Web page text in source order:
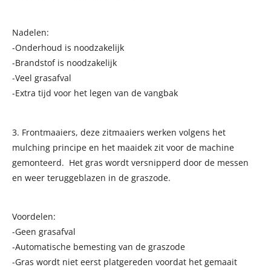
Nadelen:
-Onderhoud is noodzakelijk
-Brandstof is noodzakelijk
-Veel grasafval
-Extra tijd voor het legen van de vangbak
3. Frontmaaiers, deze zitmaaiers werken volgens het
mulching principe en het maaidek zit voor de machine
gemonteerd. Het gras wordt versnipperd door de messen
en weer teruggeblazen in de graszode.
Voordelen:
-Geen grasafval
-Automatische bemesting van de graszode
-Gras wordt niet eerst platgereden voordat het gemaait